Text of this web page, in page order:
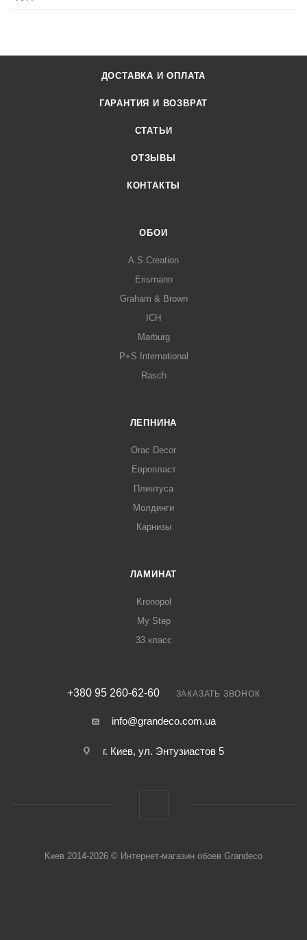
ДОСТАВКА И ОПЛАТА
ГАРАНТИЯ И ВОЗВРАТ
СТАТЬИ
ОТЗЫВЫ
КОНТАКТЫ
ОБОИ
A.S.Creation
Erismann
Graham & Brown
ICH
Marburg
P+S International
Rasch
ЛЕПНИНА
Orac Decor
Европласт
Плинтуса
Молдинги
Карнизы
ЛАМИНАТ
Kronopol
My Step
33 класс
+380 95 260-62-60 ЗАКАЗАТЬ ЗВОНОК
info@grandeco.com.ua
г. Киев, ул. Энтузиастов 5
Киев 2014-2026 © Интернет-магазин обоев Grandeco